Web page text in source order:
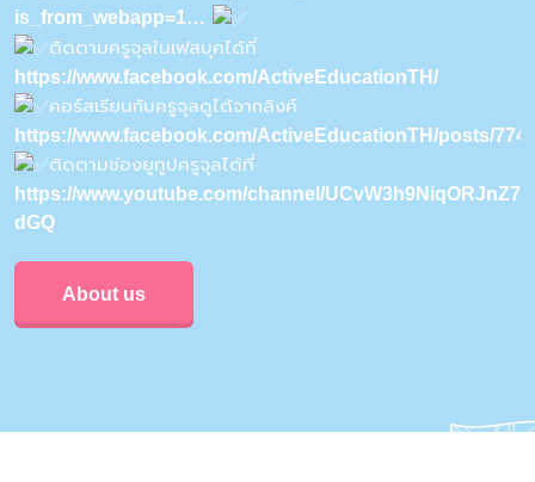
is_from_webapp=1…
ติดตามครูจุลในเฟสบุคได้ที่
https://www.facebook.com/ActiveEducationTH/
คอร์สเรียนกับครูจุลดูได้จากลิงค์
https://www.facebook.com/ActiveEducationTH/posts/
ติดตามช่องยูทูปครูจุลได้ที่
https://www.youtube.com/channel/
dGQ
About us